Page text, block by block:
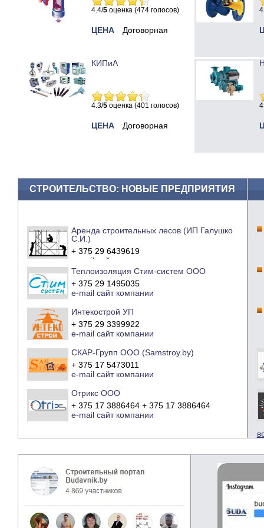
4.4/5 оценка (474 голосов)
ЦЕНА Договорная
КИПиА
4.3/5 оценка (401 голосов)
ЦЕНА Договорная
СТРОИТЕЛЬСТВО: НОВЫЕ ПРЕДПРИЯТИЯ
Аренда строительных лесов (ИП Галушко
С.И.)
+ 375 29 6439619
e-mail
сайт компании
Теплоизоляция Стим-систем ООО
+ 375 29 1495035
e-mail сайт компании
Интекострой УП
+ 375 29 3399922
e-mail сайт компании
СКАР-Групп ООО (Samstroy.by)
+ 375 17 5473011
e-mail сайт компании
Отрикс ООО
+ 375 17 3886464 + 375 17 3886464
e-mail сайт компании